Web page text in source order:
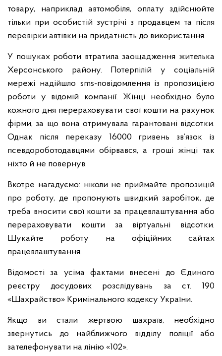
товару, наприклад автомобіля, оплату здійснюйте
тільки при особистій зустрічі з продавцем та після
перевірки автівки на придатність до використання.
У пошуках роботи втратила заощадження жителька
Херсонського району. Потерпілій у соціальній
мережі надійшло sms-повідомлення із пропозицією
роботи у відомій компанії. Жінці необхідно було
кожного дня перераховувати свої кошти на рахунок
фірми, за що вона отримувала гарантовані відсотки.
Однак після переказу 16000 гривень зв’язок із
псевдороботодавцями обірвався, а гроші жінці так
ніхто й не повернув.
Вкотре нагадуємо: ніколи не приймайте пропозицій
про роботу, де пропонують швидкий заробіток, де
треба вносити свої кошти за працевлаштування або
перераховувати кошти за віртуальні відсотки.
Шукайте роботу на офіційних сайтах
працевлаштування.
Відомості за усіма фактами внесені до Єдиного
реєстру досудових розслідувань за ст. 190
«Шахрайство» Кримінального кодексу України.
Якщо ви стали жертвою шахраїв, необхідно
звернутись до найближчого відділу поліції або
зателефонувати на лінію «102».